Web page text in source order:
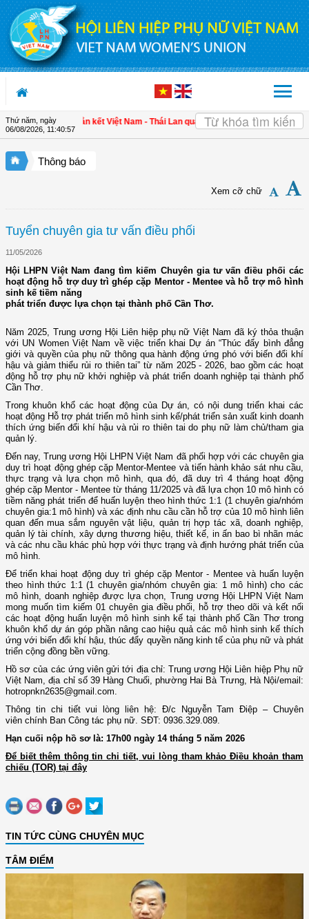
Truy cập nội dung luôn
Thứ năm, ngày
06/08/2026, 11:40:58
| Tăng cường gắn kết Việt Nam - Thái Lan qua triển lãm "Đan kết hữu nghị"
Thông báo
Xem cỡ chữ
Tuyển chuyên gia tư vấn điều phối
11/05/2026
Hội LHPN Việt Nam đang tìm kiếm Chuyên gia tư vấn điều phối các
hoạt động hỗ trợ duy trì ghép cặp Mentor - Mentee và hỗ trợ mô hình
sinh kế tiềm năng
phát triển được lựa chọn tại thành phố Cần Thơ.
Năm 2025, Trung ương Hội Liên hiệp phụ nữ Việt Nam đã ký thỏa thuận
với UN Women Việt Nam về việc triển khai Dự án “Thúc đẩy bình đẳng
giới và quyền của phụ nữ thông qua hành động ứng phó với biến đổi khí
hậu và giảm thiểu rủi ro thiên tai” từ năm 2025 - 2026, bao gồm các hoạt
động hỗ trợ phụ nữ khởi nghiệp và phát triển doanh nghiệp tại thành phố
Cần Thơ.
Trong khuôn khổ các hoạt động của Dự án, có nội dung triển khai các
hoạt động Hỗ trợ phát triển mô hình sinh kế/phát triển sản xuất kinh doanh
thích ứng biến đổi khí hậu và rủi ro thiên tai do phụ nữ làm chủ/tham gia
quản lý.
Đến nay, Trung ương Hội LHPN Việt Nam đã phối hợp với các chuyên gia
duy trì hoạt động ghép cặp Mentor-Mentee và tiến hành khảo sát nhu cầu,
thực trạng và lựa chọn mô hình, qua đó, đã duy trì 4 tháng hoạt động
ghép cặp Mentor - Mentee từ tháng 11/2025 và đã lựa chọn 10 mô hình có
tiềm năng phát triển để huấn luyện theo hình thức 1:1 (1 chuyên gia/nhóm
chuyên gia:1 mô hình) và xác định nhu cầu cần hỗ trợ của 10 mô hình liên
quan đến mua sắm nguyên vật liệu, quản trị hợp tác xã, doanh nghiệp,
quản lý tài chính, xây dựng thương hiệu, thiết kế, in ấn bao bì nhãn mác
và các nhu cầu khác phù hợp với thực trạng và định hướng phát triển của
mô hình.
Để triển khai hoạt động duy trì ghép cặp Mentor - Mentee và huấn luyện
theo hình thức 1:1 (1 chuyên gia/nhóm chuyên gia: 1 mô hình) cho các
mô hình, doanh nghiệp được lựa chọn, Trung ương Hội LHPN Việt Nam
mong muốn tìm kiếm 01 chuyên gia điều phối, hỗ trợ theo dõi và kết nối
các hoạt động huấn luyện mô hình sinh kế tại thành phố Cần Thơ trong
khuôn khổ dự án góp phần nâng cao hiệu quả các mô hình sinh kế thích
ứng với biến đổi khí hậu, thúc đẩy quyền năng kinh tế của phụ nữ và phát
triển cộng đồng bền vững.
Hồ sơ của các ứng viên gửi tới địa chỉ: Trung ương Hội Liên hiệp Phụ nữ
Việt Nam, địa chỉ số 39 Hàng Chuối, phường Hai Bà Trưng, Hà Nội/email:
hotropnkn2635@gmail.com.
Thông tin chi tiết vui lòng liên hệ: Đ/c Nguyễn Tam Điệp – Chuyên
viên chính Ban Công tác phụ nữ. SĐT: 0936.329.089.
Hạn cuối nộp hồ sơ là: 17h00 ngày 14 tháng 5 năm 2026
Để biết thêm thông tin chi tiết, vui lòng tham khảo Điều khoản tham
chiếu (TOR) tại đây
TIN TỨC CÙNG CHUYÊN MỤC
TÂM ĐIỂM